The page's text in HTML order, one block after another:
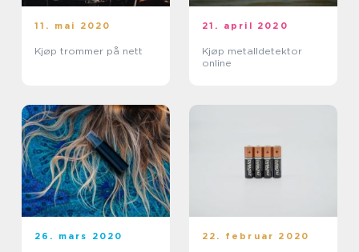
11. mai 2020
Kjøp trommer på nett
21. april 2020
Kjøp metalldetektor
online
26. mars 2020 22. februar 2020